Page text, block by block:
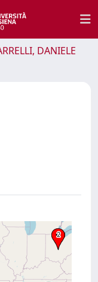
DANIELE